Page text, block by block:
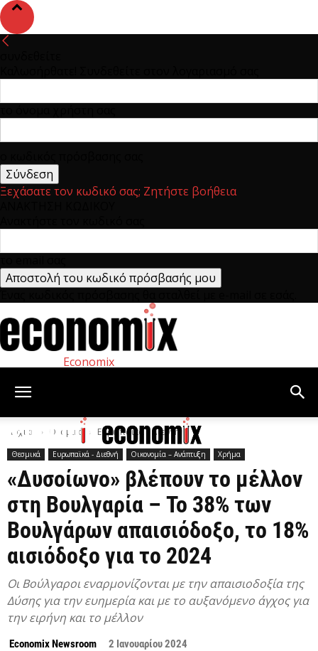
Ξεχάσατε τον κωδικό σας; Ζητήστε βοήθεια
Economix
Αρχική Θεσμικά Ευρωπαϊκά - Διεθνή
Θεσμικά Ευρωπαϊκά - Διεθνή Οικονομία – Ανάπτυξη Χρήμα
«Δυσοίωνο» βλέπουν το μέλλον
στη Βουλγαρία – Το 38% των
Βουλγάρων απαισιόδοξο, το 18%
αισιόδοξο για το 2024
Οι Βούλγαροι εναρμονίζονται με την απαισιοδοξία της
Δύσης για την ευημερία και με το αυξανόμενο άγχος για
την ειρήνη και το μέλλον
Economix Newsroom 2 Ιανουαρίου 2024